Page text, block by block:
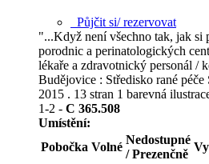
Půjčit si/ rezervovat
"...Když není všechno tak, jak
porodnic a perinatologických
lékaře a zdravotnický personál
Budějovice : Středisko rané
2015 . 13 stran 1 barevná
1-2 - C 365.508
Umístění:
Pobočka Volné
Nedostupné
/ Prezenčně